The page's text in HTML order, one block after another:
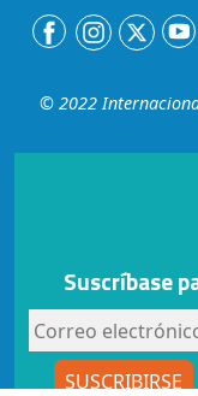
© 2022
Suscríbase